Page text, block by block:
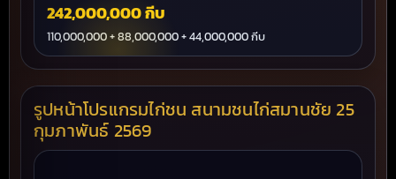
242,000,000 กีบ
110,000,000 + 88,000,000 + 44,000,000 กีบ
รูปหน้าโปรแกรมไก่ชน สนามชนไก่สมานชัย 25
กุมภาพันธ์ 2569